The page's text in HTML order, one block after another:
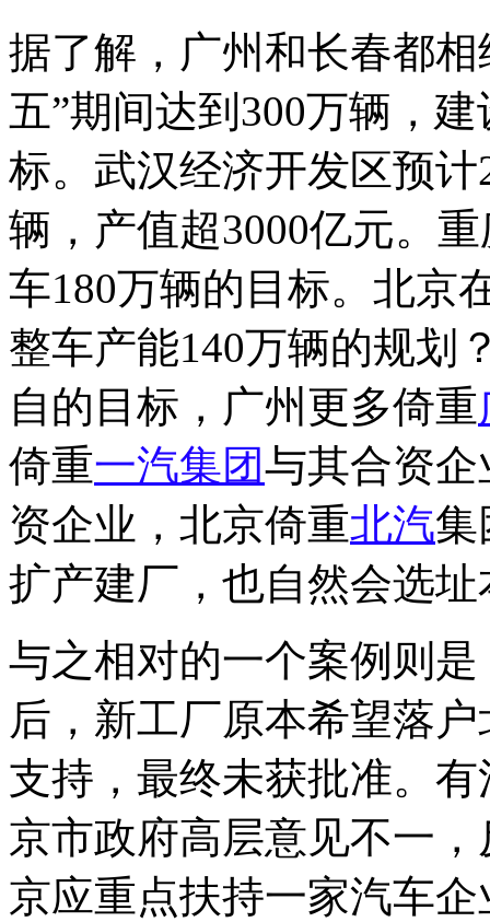
据了解，广州和长春都
五”期间达到300万辆，
标。武汉经济开发区预
辆，产值超3000亿元。
车180万辆的目标。北京
整车产能140万辆的规划
自的目标，广州更多倚重
倚重一汽集团与其合资
资企业，北京倚重北汽集
扩产建厂，也自然会选址
与之相对的一个案例则是
后，新工厂原本希望落
支持，最终未获批准。
京市政府高层意见不一
京应重点扶持一家汽车